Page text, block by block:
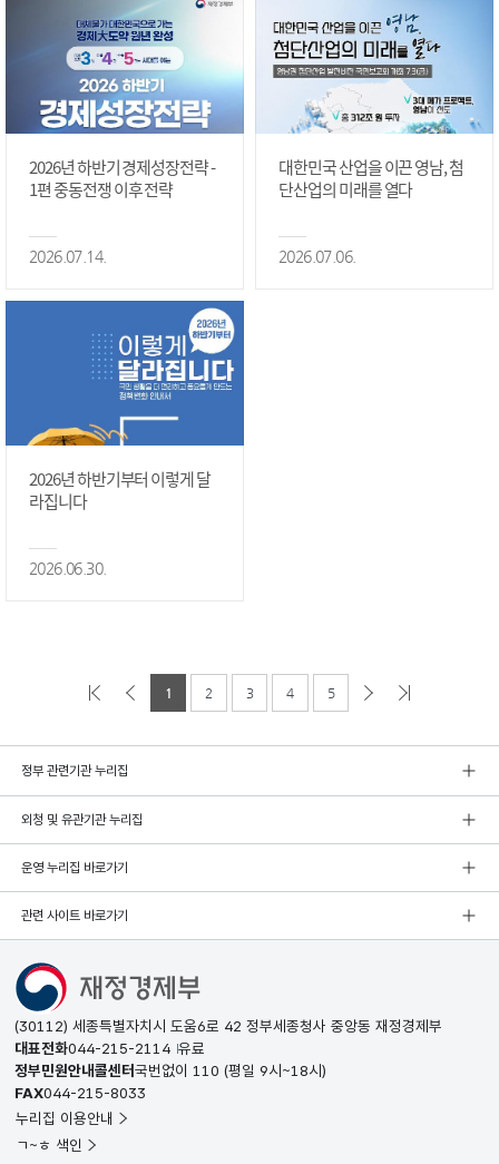
2026년 하반기 경제성장전략 -
1편 중동전쟁 이후 전략
2026.07.14.
대한민국 산업을 이끈 영남, 첨
단산업의 미래를 열다
2026.07.06.
2026년 하반기부터 이렇게 달
라집니다
2026.06.30.
1 2 3 4 5
정부 관련기관 누리집
외청 및 유관기관 누리집
운영 누리집 바로가기
관련 사이트 바로가기
(30112) 세종특별자치시 도움6로 42 정부세종청사 중앙동 재정경제부
대표전화044-215-2114 유료
정부민원안내콜센터국번없이 110 (평일 9시~18시)
FAX044-215-8033
누리집 이용안내
ㄱ~ㅎ 색인